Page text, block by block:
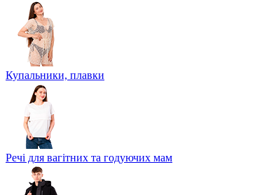
Купальники, плавки
Речі для вагітних та годуючих мам